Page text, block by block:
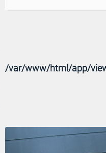
/var/www/html/app/